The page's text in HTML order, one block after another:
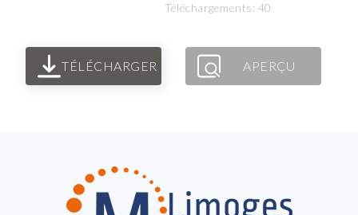
Téléchargements: 40
TÉLÉCHARGER APERÇU